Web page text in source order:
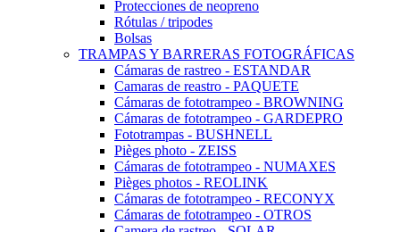
Protecciones de neopreno
Rótulas / tripodes
Bolsas
TRAMPAS Y BARRERAS FOTOGRÁFICAS
Cámaras de rastreo - ESTANDAR
Camaras de reastro - PAQUETE
Cámaras de fototrampeo - BROWNING
Cámaras de fototrampeo - GARDEPRO
Fototrampas - BUSHNELL
Pièges photo - ZEISS
Cámaras de fototrampeo - NUMAXES
Pièges photos - REOLINK
Cámaras de fototrampeo - RECONYX
Cámaras de fototrampeo - OTROS